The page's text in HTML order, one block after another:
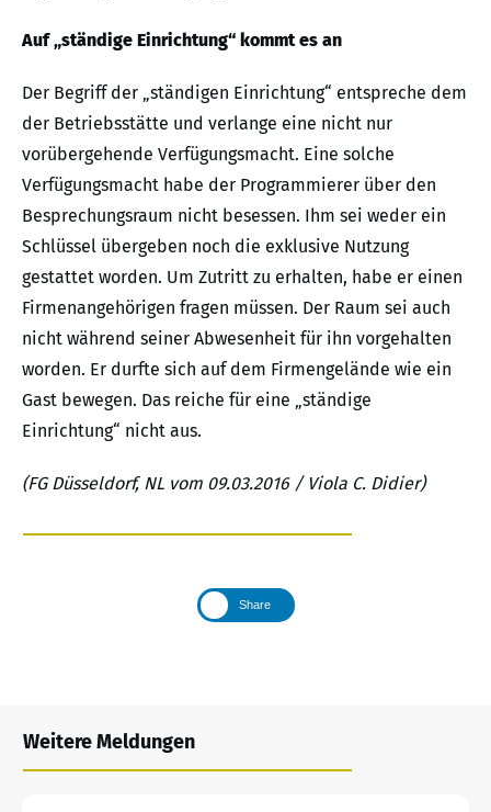
Auf „ständige Einrichtung“ kommt es an
Der Begriff der „ständigen Einrichtung“ entspreche dem
der Betriebsstätte und verlange eine nicht nur
vorübergehende Verfügungsmacht. Eine solche
Verfügungsmacht habe der Programmierer über den
Besprechungsraum nicht besessen. Ihm sei weder ein
Schlüssel übergeben noch die exklusive Nutzung
gestattet worden. Um Zutritt zu erhalten, habe er einen
Firmenangehörigen fragen müssen. Der Raum sei auch
nicht während seiner Abwesenheit für ihn vorgehalten
worden. Er durfte sich auf dem Firmengelände wie ein
Gast bewegen. Das reiche für eine „ständige
Einrichtung“ nicht aus.
(FG Düsseldorf, NL vom 09.03.2016 / Viola C. Didier)
Share
Weitere Meldungen